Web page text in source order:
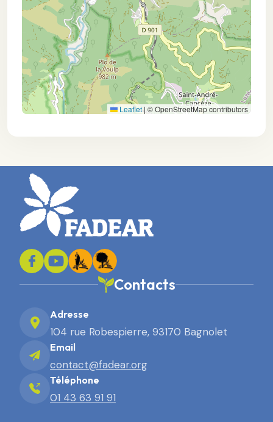
Leaflet | © OpenStreetMap contributors
Contacts
Adresse
104 rue Robespierre, 93170 Bagnolet
Email
contact@fadear.org
Téléphone
01 43 63 91 91